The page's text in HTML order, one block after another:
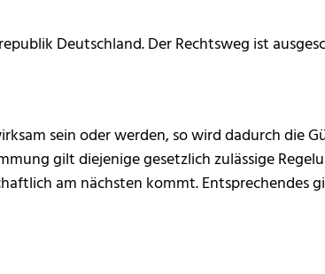
Deutschland. Der Rechtsweg ist
sein oder werden, so wird dadurch die
gilt diejenige gesetzlich zulässige
am nächsten kommt. Entsprechendes